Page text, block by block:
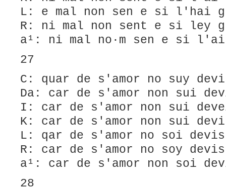
L: e mal non sen e si l'hai
R: ni mal non sent e si ley
a¹: ni mal no·m sen e si l'ai
27
C: quar de s'amor no suy
Da: car de s'amor non sui
I: car de s'amor non sui
K: car de s'amor non sui
L: qar de s'amor no soi devis
R: car de s'amor no soy devis
a¹: car de s'amor non soi
28